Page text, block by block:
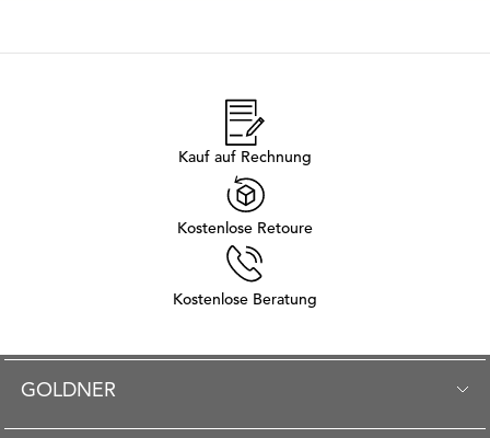
Kauf auf Rechnung
Kostenlose Retoure
Kostenlose Beratung
GOLDNER